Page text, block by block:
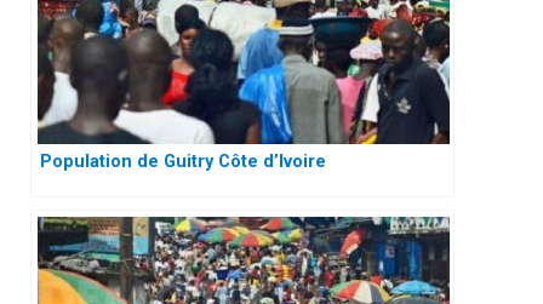
Population de Guitry Côte d’Ivoire